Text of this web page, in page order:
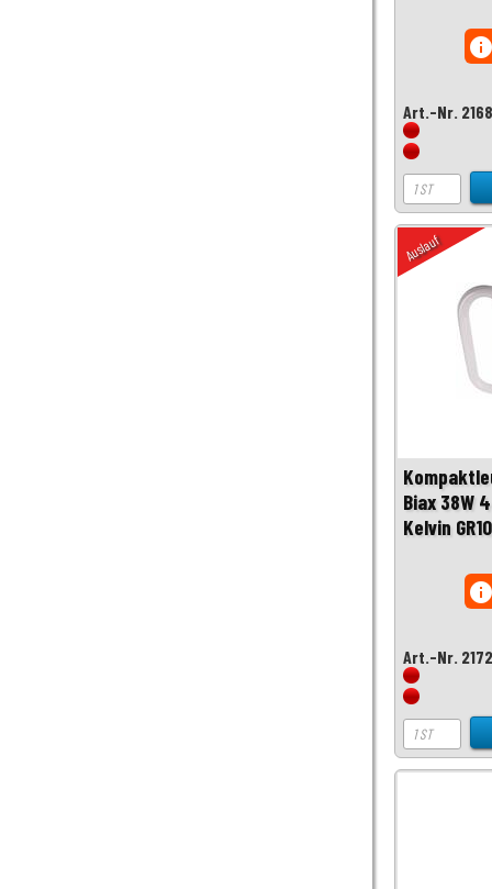
Art.-Nr.
Auslauf
Biax 38W
Kelvin
Art.-Nr.